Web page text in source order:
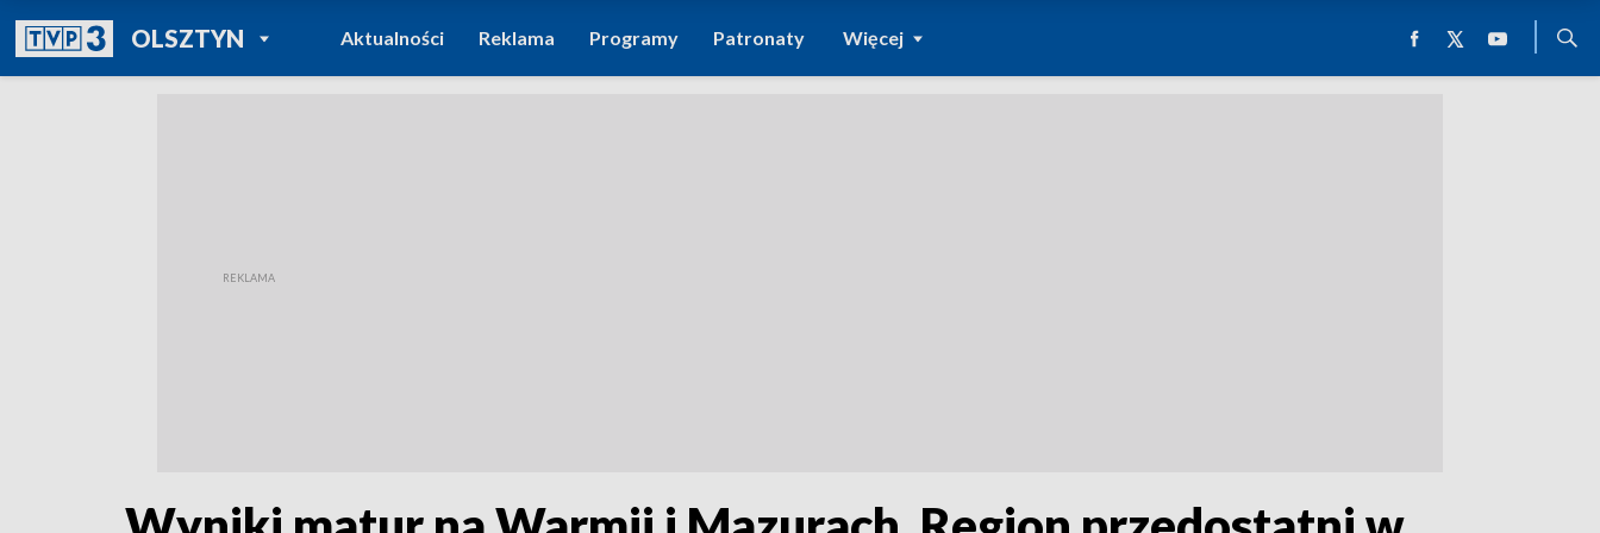
OLSZTYNPOWRÓT DO
TVP REGIONY
Aktualności Reklama Programy Patronaty Więcej